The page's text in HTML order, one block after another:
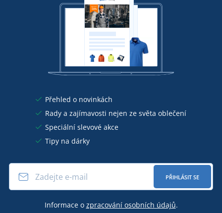
Přehled o novinkách
Rady a zajímavosti nejen ze světa oblečení
Speciální slevové akce
Tipy na dárky
PŘIHLÁSIT SE
Informace o zpracování osobních údajů.